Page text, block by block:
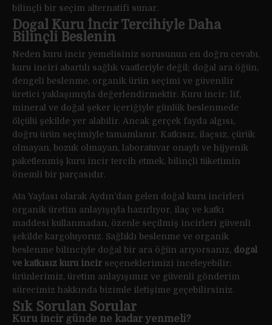
bilinçli bir seçim alternatifi sunar.
Doğal Kuru İncir Tercihiyle Daha
Bilinçli Beslenin
Neden kuru incir yemelisiniz sorusunun en doğru cevabı,
kuru inciri abartılı sağlık vaatleriyle değil; doğal ara öğün,
dengeli beslenme, organik ürün seçimi ve güvenilir
üretici yaklaşımıyla değerlendirmektir. Kuru incir; lif,
mineral ve doğal şeker içeriğiyle günlük beslenmede
ölçülü şekilde yer alabilir. Ancak gerçek fayda algısı,
doğru ürün seçimiyle tamamlanır. Katkısız, ilaçsız, çürük
olmayan, bozuk olmayan, laboratuvar onaylı ve hijyenik
paketlenmiş kuru incir tercih etmek, bilinçli tüketimin
önemli bir parçasıdır.
Ata Yaylası olarak Aydın’dan gelen doğal kuru incirleri
organik üretim anlayışıyla hazırlıyor, ilaç ve katkı
maddesi kullanmadan, özenle seçilmiş incirleri güvenli
şekilde kargoluyoruz. Sağlıklı beslenme ve organik
beslenme bilinciyle doğal bir ara öğün arıyorsanız, doğal
ve katkısız kuru incir seçeneklerimizi inceleyebilir;
ürünlerimiz, üretim anlayışımız ve güvenli gönderim
sürecimiz hakkında bizimle iletişime geçebilirsiniz.
Sık Sorulan Sorular
Kuru incir günde ne kadar yenmeli?